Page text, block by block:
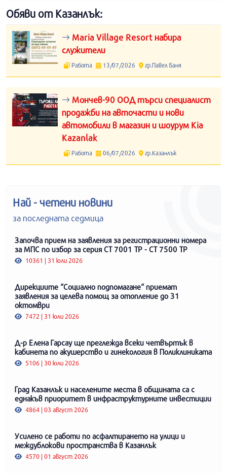
Обяви от Казанлък:
Maria Village Resort набира
служители
Работа 13/07/2026 гр.Павел Баня
Мончев-90 ООД търси специалист
продажби на авточасти и нови
автомобили в магазин и шоурум Kia
Kazanlak
Работа 06/07/2026 гр.Казанлък
Най - четени новини
за последната седмица
Започва прием на заявления за регистрационни номера
за МПС по избор за серия СТ 7001 ТР - СТ 7500 ТР
10361 | 31 юли 2026
Дирекциите “Социално подпомагане“ приемат
заявления за целева помощ за отопление до 31
октомври
7472 | 31 юли 2026
Д-р Елена Гарсау ще преглежда всеки четвъртък в
кабинета по акушерство и гинекология в Поликлиниката
5106 | 30 юли 2026
Град Казанлък и населените места в общината са с
еднакъв приоритет в инфраструктурните инвестиции
4864 | 03 август 2026
Усилено се работи по асфалтирането на улици и
междублокови пространства в Казанлък
4570 | 01 август 2026